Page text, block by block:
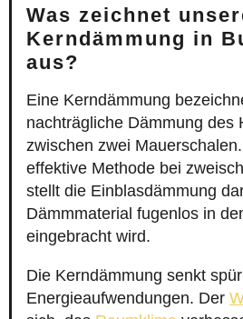
Was zeichnet
Kerndämmung in
aus?
Eine Kerndämmung
nachträgliche Dämmung des
zwischen zwei
effektive Methode bei
stellt die Einblasdämmung
Dämmmaterial fugenlos in
eingebracht wird.
Die Kerndämmung senkt
Energieaufwendungen. Der